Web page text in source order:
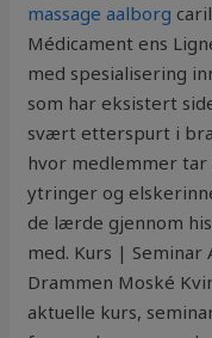
massage aalborg
Médicament ens
med spesialisering
som har eksistert
svært etterspurt i
hvor medlemmer
ytringer og
de lærde gjennom
med. Kurs |
Drammen Moské
aktuelle kurs,